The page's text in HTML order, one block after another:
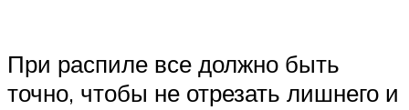
При распиле все должно быть
точно, чтобы не отрезать лишнего и